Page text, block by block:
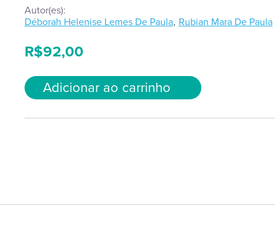
Autor(es):
Déborah Helenise Lemes De Paula, Rubian Mara De Paula
R$92,00
Adicionar ao carrinho